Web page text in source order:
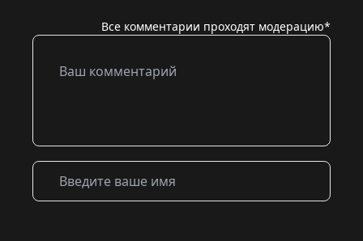
Все комментарии проходят модерацию*